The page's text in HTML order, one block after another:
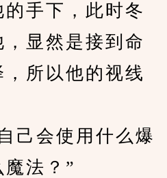
手下，此时冬
显然是接到命
所以他的视线
会使用什么爆
法？”